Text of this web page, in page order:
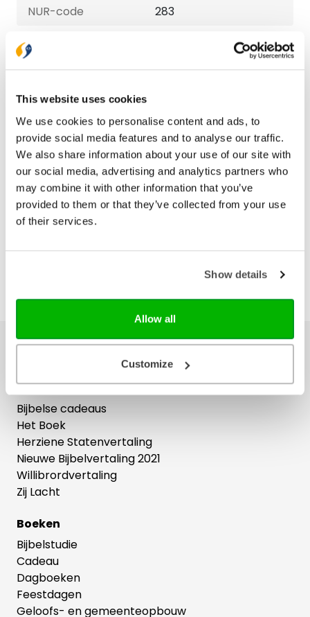
This website uses cookies
We use cookies to personalise content and ads, to
provide social media features and to analyse our traffic.
We also share information about your use of our site with
our social media, advertising and analytics partners who
may combine it with other information that you’ve
provided to them or that they’ve collected from your use
of their services.
Show details
Allow all
Customize
NUR-code
283
Druk
1
Verschijningsdatum
Serie
Midi-thriller
Bezorging binnen 1–2 werkdagen
Gratis verzending vanaf € 20,-
Gratis retourneren
Ons hele assortiment
Bijbels
Bijbelse cadeaus
Het Boek
Herziene Statenvertaling
Nieuwe Bijbelvertaling 2021
Willibrordvertaling
Zij Lacht
Boeken
Bijbelstudie
Cadeau
Dagboeken
Feestdagen
Geloofs- en gemeenteopbouw